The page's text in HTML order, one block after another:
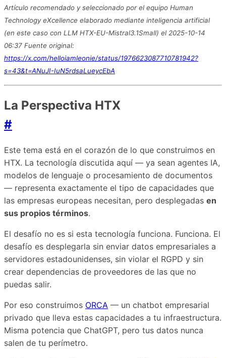
Artículo recomendado y seleccionado por el equipo Human
Technology eXcellence elaborado mediante inteligencia artificial
(en este caso con LLM HTX-EU-Mistral3.1Small) el 2025-10-14
06:37 Fuente original:
https://x.com/helloiamleonie/status/1976623087710781942?
s=43&t=ANuJI-IuN5rdsaLueycEbA
La Perspectiva HTX
#
Este tema está en el corazón de lo que construimos en
HTX. La tecnología discutida aquí — ya sean agentes IA,
modelos de lenguaje o procesamiento de documentos
— representa exactamente el tipo de capacidades que
las empresas europeas necesitan, pero desplegadas en
sus propios términos.
El desafío no es si esta tecnología funciona. Funciona. El
desafío es desplegarla sin enviar datos empresariales a
servidores estadounidenses, sin violar el RGPD y sin
crear dependencias de proveedores de las que no
puedas salir.
Por eso construimos ORCA — un chatbot empresarial
privado que lleva estas capacidades a tu infraestructura.
Misma potencia que ChatGPT, pero tus datos nunca
salen de tu perímetro.